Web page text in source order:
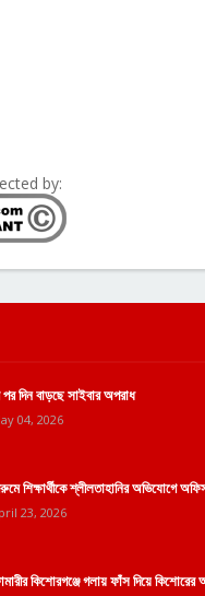
by:
পর দিন বাড়ছে সাইবার অপরাধ
04, 2026
শিক্ষার্থীকে শ্লীলতাহানির অভিযোগে
23, 2026
কিশোরগঞ্জে গলায় ফাঁস দিয়ে কিশোরের